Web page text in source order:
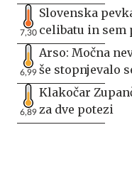
7,30
Slovenska
celibatu in sem
6,99
Arso: Močna
še stopnjevalo
6,89
Klakočar
za dve potezi